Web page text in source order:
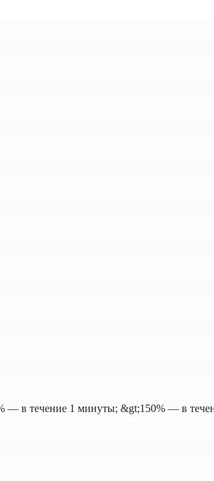
— в течение 1 минуты; &gt;150% — в